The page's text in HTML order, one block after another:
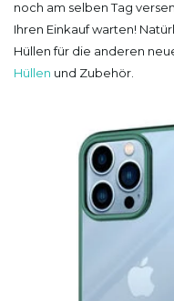
noch am selben Tag
Ihren Einkauf warten!
Hüllen für die anderen
Hüllen und Zubehör.